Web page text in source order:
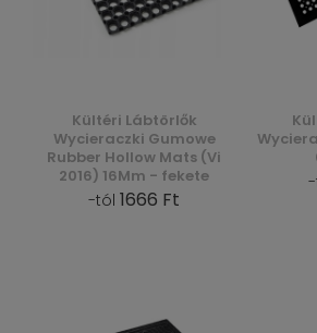
Kültéri Lábtörlők
Wycieraczki Gumowe
Rubber Hollow Mats (Vi
2016) 16Mm - fekete
-tól 1666 Ft